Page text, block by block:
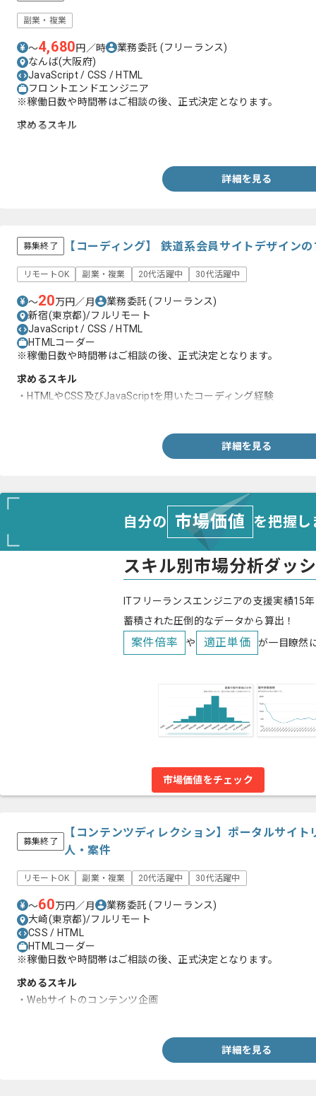
副業・複業
〜4,680円／時 業務委託 (フリーランス)
なんば(大阪府)
JavaScript / CSS / HTML
フロントエンドエンジニア
※稼働日数や時間帯はご相談の後、正式決定となります。
求めるスキル
詳細を見る
募集終了 【コーディング】 鉄道系会員サイトデザイン
リモートOK 副業・複業 20代活躍中 30代活躍中
〜20万円／月 業務委託(フリーランス)
新宿(東京都)/フルリモート
JavaScript / CSS / HTML
HTMLコーダー
※稼働日数や時間帯はご相談の後、正式決定となります。
求めるスキル
・HTMLやCSS及びJavaScriptを用いたコーディング経験
詳細を見る
自分の 市場価値 を把握
スキル別市場分析ダッ
ITフリーランスエンジニアの支援実績15
蓄積された圧倒的なデータから算出！
案件倍率 や 適正単価 が一目瞭然
市場価値をチェック
募集終了
【コンテンツディレクション】ポータルサイト
人・案件
リモートOK 副業・複業 20代活躍中 30代活躍中
〜60万円／月 業務委託(フリーランス)
大崎(東京都)/フルリモート
CSS / HTML
HTMLコーダー
※稼働日数や時間帯はご相談の後、正式決定となります。
求めるスキル
・Webサイトのコンテンツ企画
詳細を見る